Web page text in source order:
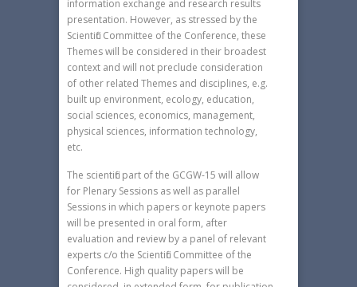
information exchange and research results
presentation. However, as stressed by the
Scientific Committee of the Conference, these
Themes will be considered in their broadest
context and will not preclude consideration
of other related Themes and disciplines, e.g.
built up environment, ecology, education,
social sciences, economics, management,
physical sciences, information technology,
etc.
The scientific part of the GCGW-15 will allow
for Plenary Sessions as well as parallel
Sessions in which papers or keynote papers
will be presented in oral form, after
evaluation and review by a panel of relevant
experts c/o the Scientific Committee of the
Conference. High quality papers will be